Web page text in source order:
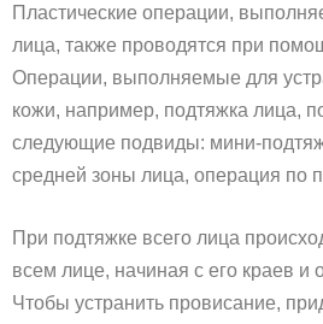
Пластические операции,
лица, также проводятся при
Операции, выполняемые для
кожи, например, подтяжка лица,
следующие подвиды: мини-
средней зоны лица, операция по
При подтяжке всего лица
всем лице, начиная с его краев и
Чтобы устранить провисание,